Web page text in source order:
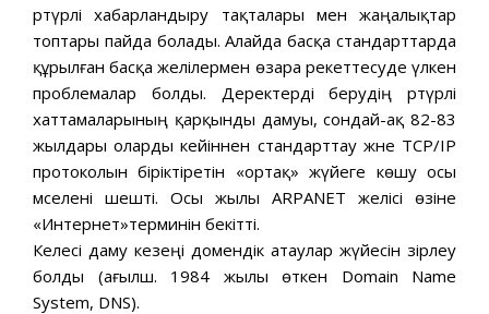
әртүрлі хабарландыру тақталары мен жаңалықтар
топтары пайда болады. Алайда басқа стандарттарда
құрылған басқа желілермен өзара әрекеттесуде үлкен
проблемалар болды. Деректерді берудің әртүрлі
хаттамаларының қарқынды дамуы, сондай-ақ 82-83
жылдары оларды кейіннен стандарттау және TCP/IP
протоколын біріктіретін «ортақ» жүйеге көшу осы
мәселені шешті. Осы жылы ARPANET желісі өзіне
«Интернет»терминін бекітті.
Келесі даму кезеңі домендік атаулар жүйесін әзірлеу
болды (ағылш. 1984 жылы өткен Domain Name
System, DNS).